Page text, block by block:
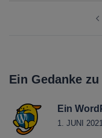
Ein Gedanke zu
Ein
1. JUNI